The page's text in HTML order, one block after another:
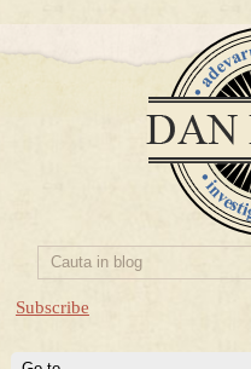
Subscribe